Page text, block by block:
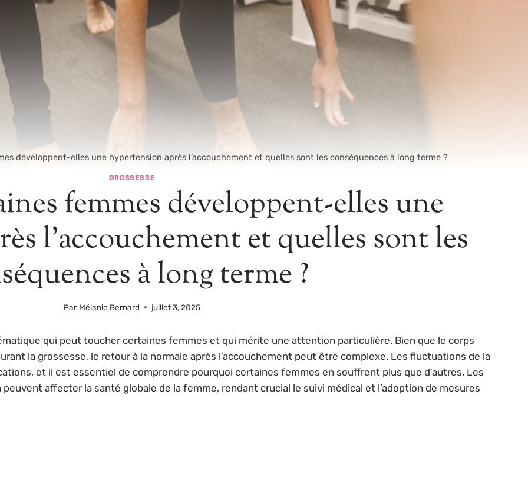
développent-elles une hypertension après l’accouchement et quelles sont les conséquences à long terme ?
GROSSESSE
femmes développent-elles une
l’accouchement et quelles sont les
à long terme ?
Par Mélanie Bernard juillet 3, 2025
qui peut toucher certaines femmes et qui mérite une attention particulière. Bien que le corps
la grossesse, le retour à la normale après l’accouchement peut être complexe. Les fluctuations de la
et il est essentiel de comprendre pourquoi certaines femmes en souffrent plus que d’autres. Les
affecter la santé globale de la femme, rendant crucial le suivi médical et l’adoption de mesures